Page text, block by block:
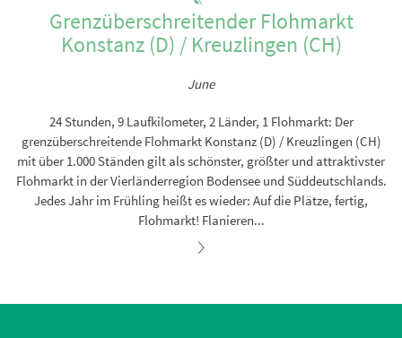
Grenzüberschreitender Flohmarkt
Konstanz (D) / Kreuzlingen (CH)
June
24 Stunden, 9 Laufkilometer, 2 Länder, 1 Flohmarkt: Der
grenzüberschreitende Flohmarkt Konstanz (D) / Kreuzlingen (CH)
mit über 1.000 Ständen gilt als schönster, größter und attraktivster
Flohmarkt in der Vierländerregion Bodensee und Süddeutschlands.
Jedes Jahr im Frühling heißt es wieder: Auf die Plätze, fertig,
Flohmarkt! Flanieren...